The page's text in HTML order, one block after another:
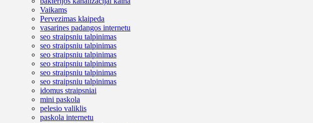
Vaikams
Pervezimas klaipeda
vasarines padangos internetu
seo straipsniu talpinimas
seo straipsniu talpinimas
seo straipsniu talpinimas
seo straipsniu talpinimas
seo straipsniu talpinimas
seo straipsniu talpinimas
idomus straipsniai
mini paskola
pelesio valiklis
paskola internetu